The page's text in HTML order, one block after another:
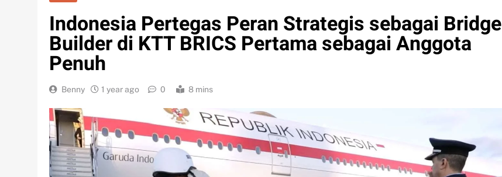
Indonesia Pertegas Peran Strategis sebagai Bridge
Builder di KTT BRICS Pertama sebagai Anggota
Penuh
Benny 1 year ago 0 8 mins